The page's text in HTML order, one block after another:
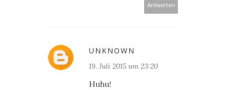
Antworten
UNKNOWN
19. Juli 2015 um 23:20
Huhu!